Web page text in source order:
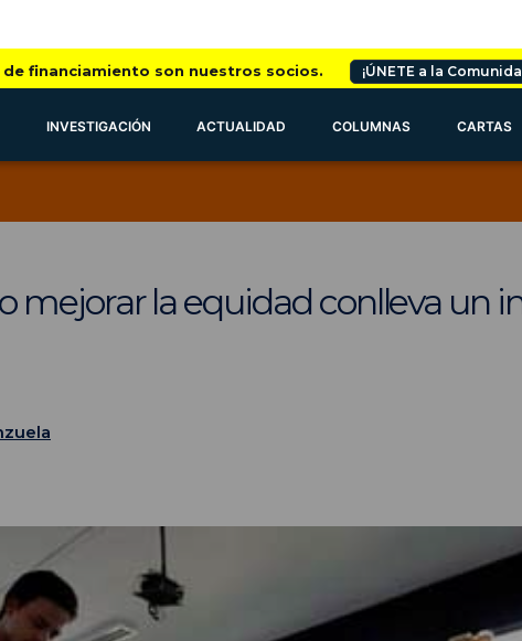
financiamiento son nuestros socios. ¡ÚNETE a la
INVESTIGACIÓN ACTUALIDAD COLUMNAS CARTAS
mejorar la equidad conlleva un